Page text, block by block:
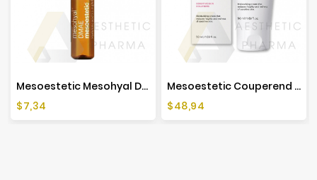
Mesoestetic Mesohyal DMAE (1x5ml)
Cena
$7,34
Mesoestetic Couperend Cream - 50ml
Cena
$48,94